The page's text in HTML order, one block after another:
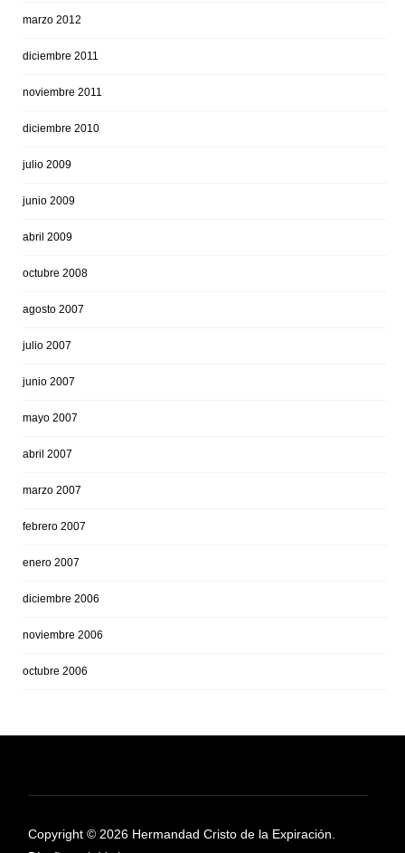
marzo 2012
diciembre 2011
noviembre 2011
diciembre 2010
julio 2009
junio 2009
abril 2009
octubre 2008
agosto 2007
julio 2007
junio 2007
mayo 2007
abril 2007
marzo 2007
febrero 2007
enero 2007
diciembre 2006
noviembre 2006
octubre 2006
Copyright © 2026 Hermandad Cristo de la Expiración.